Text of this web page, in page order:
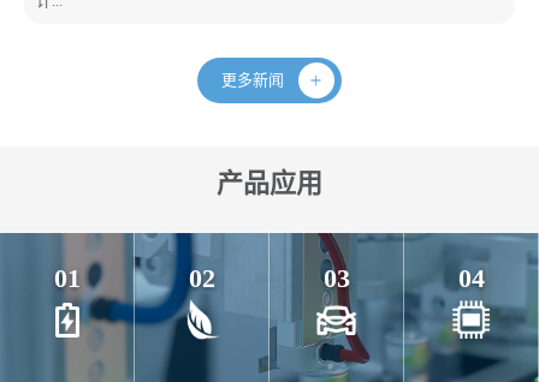
更多新闻
产品应用
01 02 03 04